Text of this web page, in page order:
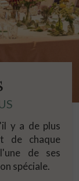
y a de plus
de chaque
de ses
spéciale.